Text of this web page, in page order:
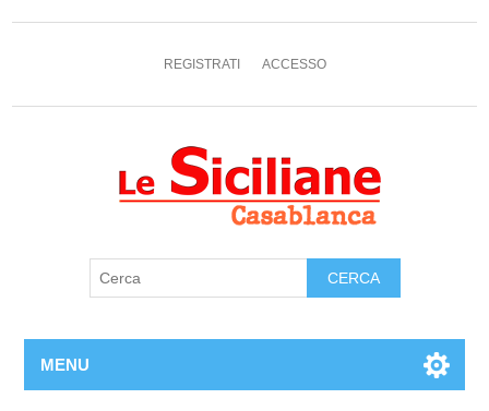
REGISTRATI ACCESSO
MENU